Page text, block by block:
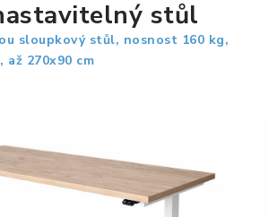
STOLY
STOLŮM
stůl
sloupkový stůl, nosnost 160 kg,
až 270x90 cm